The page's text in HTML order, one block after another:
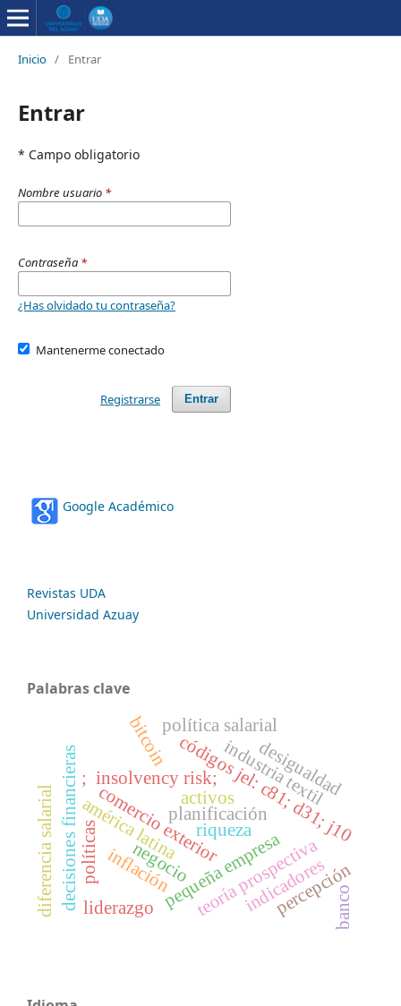
Inicio / Entrar
Entrar
* Campo obligatorio
Nombre usuario *
Contraseña *
¿Has olvidado tu contraseña?
Mantenerme conectado
Entrar
Registrarse
Google Académico
Revistas UDA
Universidad Azuay
Palabras clave
comercio exteriorcódigos jel: c81; d31; j10
; insolvency risk;
planificación
industria textil
pequeña empresa
negocio
decisiones financieras teoría prospectiva
riqueza
diferencia salarial indicadores
activos
política salarial
inflación
desigualdad
percepción
bitcoin
banco
américa latina
políticas
liderazgo